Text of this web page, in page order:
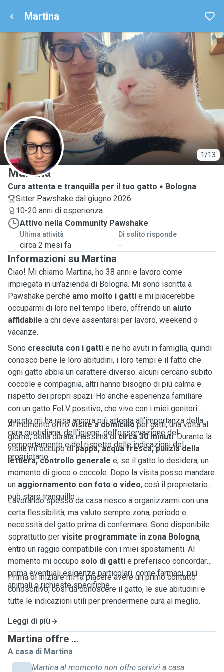
Martina
1/13
M
Martina
Cura attenta e tranquilla per il tuo gatto
Bologna
Sitter Pawshake dal giugno 2026
10-20 anni di esperienza
Attivo nella Community Pawshake
Ultima attività
circa 2 mesi fa
Di solito risponde
-
Informazioni su Martina
Ciao! Mi chiamo Martina, ho 38 anni e lavoro come
impiegata in un'azienda di Bologna. Mi sono iscritta a
Pawshake perché amo molto i gatti e mi piacerebbe
occuparmi di loro nel tempo libero, offrendo un aiuto
affidabile a chi deve assentarsi per lavoro, weekend o
vacanze.
Sono cresciuta con i gatti e ne ho avuti in famiglia, quindi
conosco bene le loro abitudini, i loro tempi e il fatto che
ogni gatto abbia un carattere diverso: alcuni cercano subito
coccole e compagnia, altri hanno bisogno di più calma e
rispetto dei propri spazi. Ho anche esperienza familiare
con un gatto FeLV positivo, che vive con i miei genitori:
questo mi ha resa ancora più attenta all’importanza della
cura quotidiana, dell’igiene, dell’osservazione del
comportamento e del rispetto delle indicazioni del
proprietario.
Al momento offrovisite a domicilioper gatti, una volta al
giorno, della durata massima dicirca 30 minuti. Durante la
visita mi occupo dipappa, acqua fresca, pulizia della
lettiera, controllo generale e, se il gatto lo desidera, un
momento di gioco o coccole. Dopo la visita posso mandare
un aggiornamento con foto o video, così il proprietario
può stare tranquillo.
Lavorando spesso da casa riesco a organizzarmi con una
certa flessibilità, ma valuto sempre zona, periodo e
necessità del gatto prima di confermare. Sono disponibile
soprattutto per visite programmate in zona Bologna,
entro un raggio compatibile con i miei spostamenti. Al
momento mi occupo solo di gatti e preferisco concordare
prima eventuali esigenze particolari, come farmaci, più
animali o richieste specifiche.
Prima di iniziare mi fa piacere avere un primo contatto
conoscitivo, così da conoscere il gatto, le sue abitudini e
tutte le indicazioni utili per prendermene cura al meglio.
Leggi di più
Martina offre ...
A casa di Martina
Martina al momento non offre servizi a casa